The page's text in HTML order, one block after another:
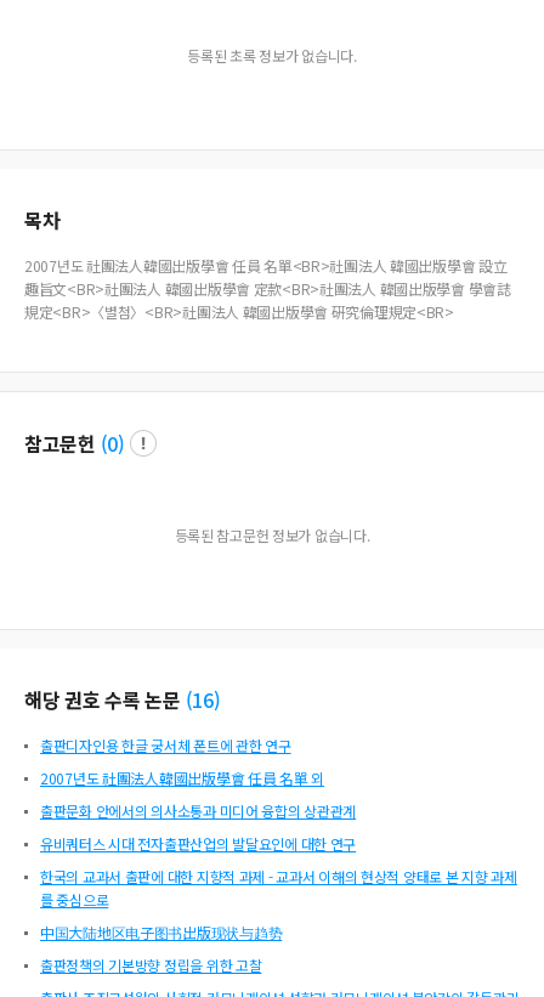
등록된 초록 정보가 없습니다.
목차
2007년도 社團法人韓國出版學會 任員 名單<BR>社團法人 韓國出版學會 設立
趣旨文<BR>社團法人 韓國出版學會 定款<BR>社團法人 韓國出版學會 學會誌
規定<BR>〈별첨〉<BR>社團法人 韓國出版學會 硏究倫理規定<BR>
참고문헌 (0)
등록된 참고문헌 정보가 없습니다.
해당 권호 수록 논문 (16)
출판디자인용 한글 궁서체 폰트에 관한 연구
2007년도 社團法人韓國出版學會 任員 名單 외
출판문화 안에서의 의사소통과 미디어 융합의 상관관계
유비쿼터스 시대 전자출판산업의 발달요인에 대한 연구
한국의 교과서 출판에 대한 지향적 과제 - 교과서 이해의 현상적 양태로 본 지향 과제
를 중심으로
中国大陆地区电子图书出版现状与趋势
출판정책의 기본방향 정립을 위한 고찰